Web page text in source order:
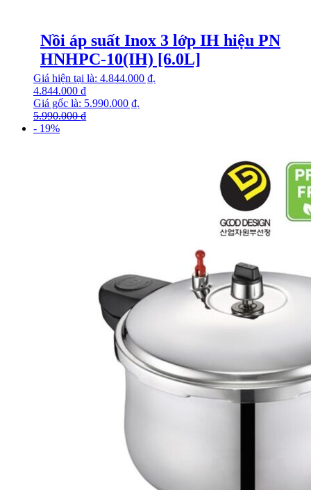
Nồi áp suất Inox 3 lớp IH hiệu PN
HNHPC-10(IH) [6.0L]
5.990.000₫
Giá gốc là: 5.990.000 ₫.
4.844.000 ₫
Giá hiện tại là: 4.844.000 ₫.
- 19%